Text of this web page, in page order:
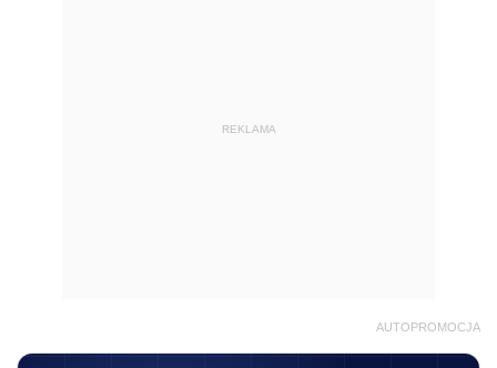
REKLAMA
AUTOPROMOCJA